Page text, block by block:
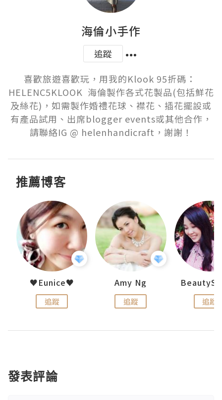
海倫小手作
追蹤
喜歡旅遊喜歡玩，用我的Klook 95折碼：
HELENC5KLOOK  海倫製作各式花製品(包括鮮花
及絲花)，如需製作婚禮花球、襟花、插花擺設或
有產品試用、出席blogger events或其他合作，
請聯絡IG @ helenhandicraft，謝謝！
推薦博客
♥Eunice♥
追蹤
Amy Ng
追蹤 追蹤
發表評論